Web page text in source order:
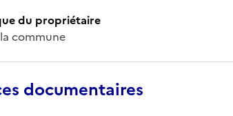
du propriétaire
commune
documentaires